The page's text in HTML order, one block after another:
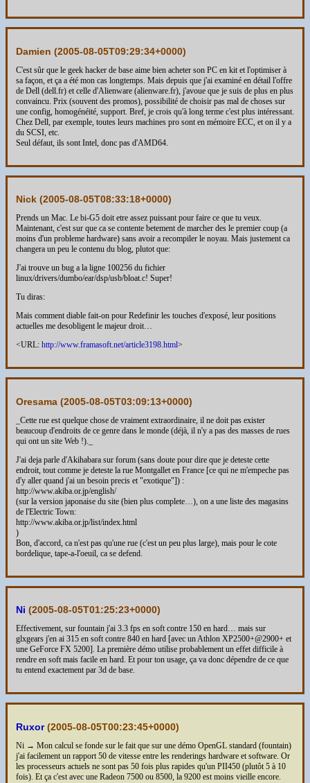
Damien (2005-08-05T09:29:34+0000)
C'est sûr que le geek hacker de base aime bien acheter son PC en kit et l'optimiser à
sa façon, et ça a été mon cas longtemps. Mais depuis que j'ai examiné en détail l'offre
de Dell (dell.fr) et celle d'Alienware (alienware.fr), j'avoue que je suis de plus en plus
convaincu. Prix (souvent des promos), possibilité de choisir pas mal de choses sur
une config, homogénéité, support. Bref, je crois qu'à long terme c'est plus intéressant.
Chez Dell, par exemple, toutes leurs machines pro sont en mémoire ECC, et on il y a
du SCSI, etc.
Seul défaut, ils sont Intel, donc pas d'AMD64.
Nick (2005-08-05T08:33:18+0000)
Prends un Mac. Le bi-G5 doit etre assez puissant pour faire ce que tu veux.
Maintenant, c'est sur que ca se contente betement de marcher des le premier coup (a
moins d'un probleme hardware) sans avoir a recompiler le noyau. Mais justement ca
changera un peu le contenu du blog, plutot que:
J'ai trouve un bug a la ligne 100256 du fichier
linux/drivers/dumbo/ear/dsp/usb/bloat.c! Super!
Tu diras:
Mais comment diable fait-on pour Redefinir les touches d'exposé, leur positions
actuelles me desobligent le majeur droit…
<URL: http://www.framasoft.net/article3198.html>
Oresama (2005-08-05T03:09:13+0000)
_Cette rue est quelque chose de vraiment extraordinaire, il ne doit pas exister
beaucoup d'endroits de ce genre dans le monde (déjà, il n'y a pas des masses de rues
qui ont un site Web !)._
J'ai deja parle d'Akihabara sur forum (sans doute pour dire que je deteste cette
endroit, tout comme je deteste la rue Montgallet en France [ce qui ne m'empeche pas
d'y aller quand j'ai un besoin precis et "exotique"]) :
http://www.akiba.or.jp/english/
(sur la version japonaise du site (bien plus complete…), on a une liste des magasins
de l'Electric Town:
http://www.akiba.or.jp/list/index.html
)
Bon, d'accord, ca n'est pas qu'une rue (c'est un peu plus large), mais pour le cote
bordelique, tape-a-l'oeuil, ca se defend.
Ni (2005-08-05T01:25:23+0000)
Effectivement, sur fountain j'ai 3.3 fps en soft contre 150 en hard… mais sur
glxgears j'en ai 315 en soft contre 840 en hard [avec un Athlon XP2500+@2900+ et
une GeForce FX 5200]. La première démo utilise probablement un effet difficile à
rendre en soft mais facile en hard. Et pour ton usage, ça va donc dépendre de ce que
tu entend exactement par 3d de base.
Ruxor(2005-08-05T00:23:45+0000)
Ni → Mon calcul se fonde sur le fait que sur une démo OpenGL standard (fountain)
j'ai facilement un rapport 50 de vitesse entre les renderings hardware et software. Or
les processeurs actuels ne sont pas 50 fois plus rapides qu'un PII450 (plutôt 5 à 10
fois). Et ça c'est avec une Radeon 7500 ou 8500, la 9200 est moins vieille encore.